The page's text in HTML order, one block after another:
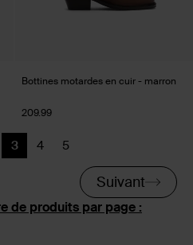
Bottines motardes en cuir - marron
209.99
de produits par page :
Page actuelle
3
Précédent
4
Précédent
5
Suivant